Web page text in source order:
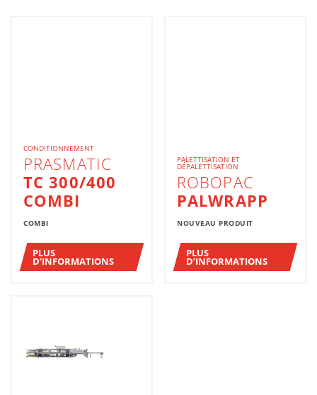
CONDITIONNEMENT
PRASMATIC
TC 300/400
COMBI
COMBI
PLUS
D’INFORMATIONS
PALETTISATION ET
DÉPALETTISATION
ROBOPAC
PALWRAPP
NOUVEAU PRODUIT
PLUS
D’INFORMATIONS